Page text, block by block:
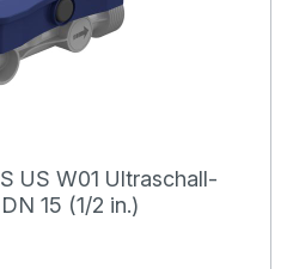
US W01 Ultraschall-
15 (1/2 in.)